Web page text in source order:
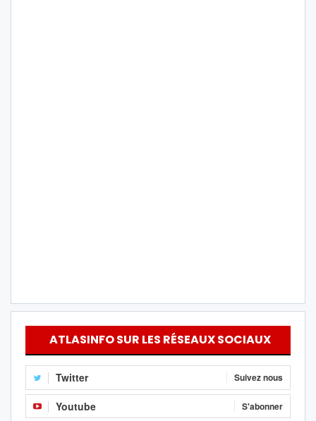
ATLASINFO SUR LES RÉSEAUX SOCIAUX
Twitter Suivez nous
Youtube S'abonner